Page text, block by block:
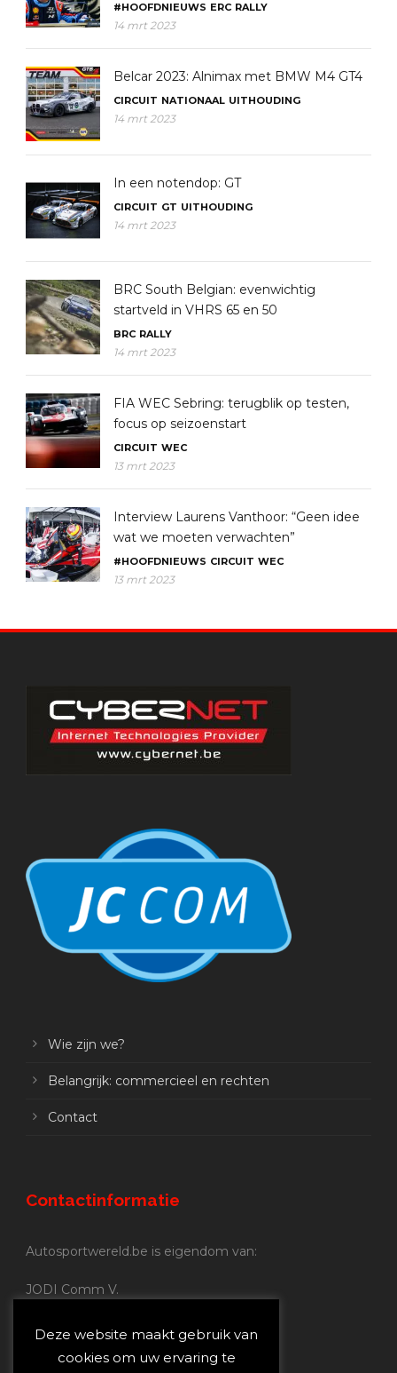
#HOOFDNIEUWS ERC RALLY
14 mrt 2023
Belcar 2023: Alnimax met BMW M4 GT4
CIRCUIT NATIONAAL UITHOUDING
14 mrt 2023
In een notendop: GT
CIRCUIT GT UITHOUDING
14 mrt 2023
BRC South Belgian: evenwichtig
startveld in VHRS 65 en 50
BRC RALLY
14 mrt 2023
FIA WEC Sebring: terugblik op testen,
focus op seizoenstart
CIRCUIT WEC
13 mrt 2023
Interview Laurens Vanthoor: “Geen idee
wat we moeten verwachten”
#HOOFDNIEUWS CIRCUIT WEC
13 mrt 2023
Wie zijn we?
Belangrijk: commercieel en rechten
Contact
Contactinformatie
Autosportwereld.be is eigendom van:
JODI Comm V.
Nijverheidsstraat 70
2160 Wommelgem
Deze website maakt gebruik van
cookies om uw ervaring te